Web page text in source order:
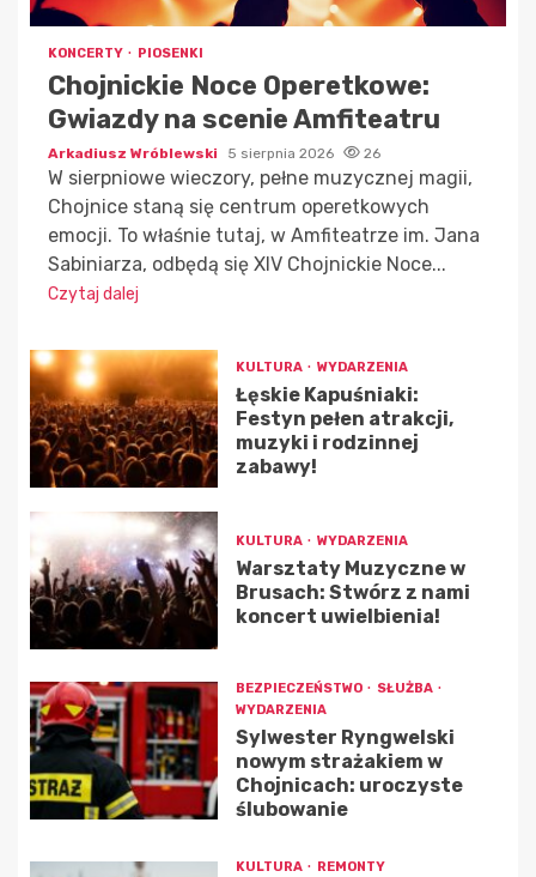
KONCERTY PIOSENKI
Chojnickie Noce Operetkowe:
Gwiazdy na scenie Amfiteatru
Arkadiusz Wróblewski 5 sierpnia 2026 26
W sierpniowe wieczory, pełne muzycznej magii,
Chojnice staną się centrum operetkowych
emocji. To właśnie tutaj, w Amfiteatrze im. Jana
Sabiniarza, odbędą się XIV Chojnickie Noce...
Czytaj dalej
KULTURA WYDARZENIA
Łęskie Kapuśniaki:
Festyn pełen atrakcji,
muzyki i rodzinnej
zabawy!
KULTURA WYDARZENIA
Warsztaty Muzyczne w
Brusach: Stwórz z nami
koncert uwielbienia!
BEZPIECZEŃSTWO
SŁUŻBA
WYDARZENIA
Sylwester Ryngwelski
nowym strażakiem w
Chojnicach: uroczyste
ślubowanie
KULTURA REMONTY